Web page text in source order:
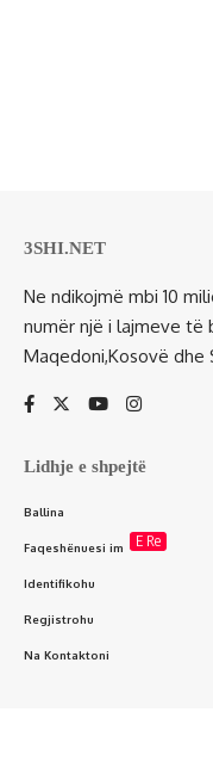
3SHI.NET
Ne ndikojmë mbi 10
numër një i lajmeve të
Maqedoni,Kosovë dhe
Lidhje e shpejtë
Ballina
Faqeshënuesi im E Re
Identifikohu
Regjistrohu
Na Kontaktoni